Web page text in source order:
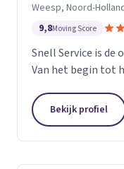
Weesp, Noord-
9,8Moving Score
Snell Service is
Van het begin tot
Bekijk profiel